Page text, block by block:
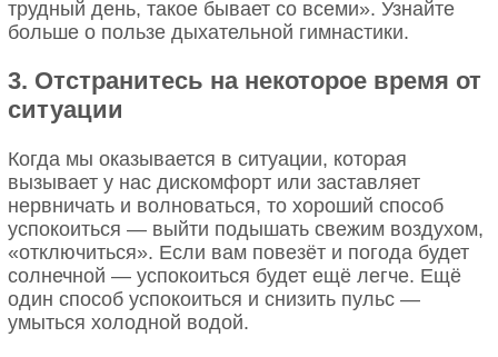
трудный день, такое бывает со всеми». Узнайте
больше о пользе дыхательной гимнастики.
3. Отстранитесь на некоторое время от
ситуации
Когда мы оказывается в ситуации, которая
вызывает у нас дискомфорт или заставляет
нервничать и волноваться, то хороший способ
успокоиться — выйти подышать свежим воздухом,
«отключиться». Если вам повезёт и погода будет
солнечной — успокоиться будет ещё легче. Ещё
один способ успокоиться и снизить пульс —
умыться холодной водой.